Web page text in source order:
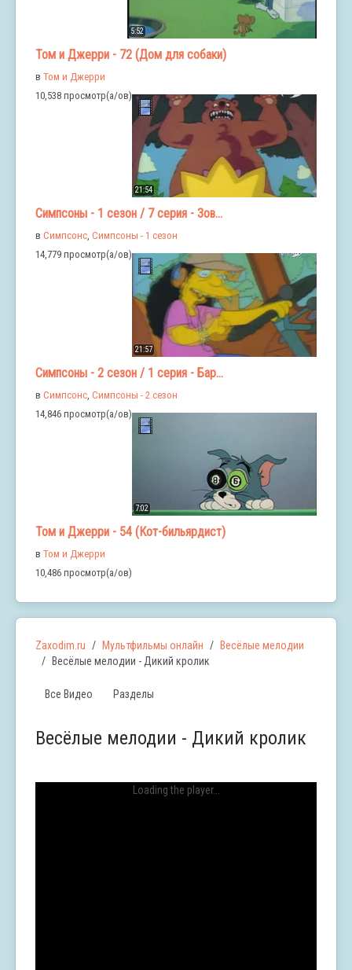
5:52
Том и Джерри - 72 (Дом для собаки)
в Том и Джерри
10,538 просмотр(а/ов)
21:54
Симпсоны - 1 сезон / 7 серия - Зов...
в Симпсонс, Симпсоны - 1 сезон
14,779 просмотр(а/ов)
21:57
Симпсоны - 2 сезон / 1 серия - Бар...
в Симпсонс Симпсоны - 2 сезон
14,846 просмотр(а/ов)
7:02
Том и Джерри - 54 (Кот-бильярдист)
в Том и Джерри
10,486 просмотр(а/ов)
Zaxodim.ru Мультфильмы онлайн
Весёлые мелодии
Весёлые мелодии - Дикий кролик
Все Видео Разделы
Весёлые мелодии - Дикий кролик
Loading the player...